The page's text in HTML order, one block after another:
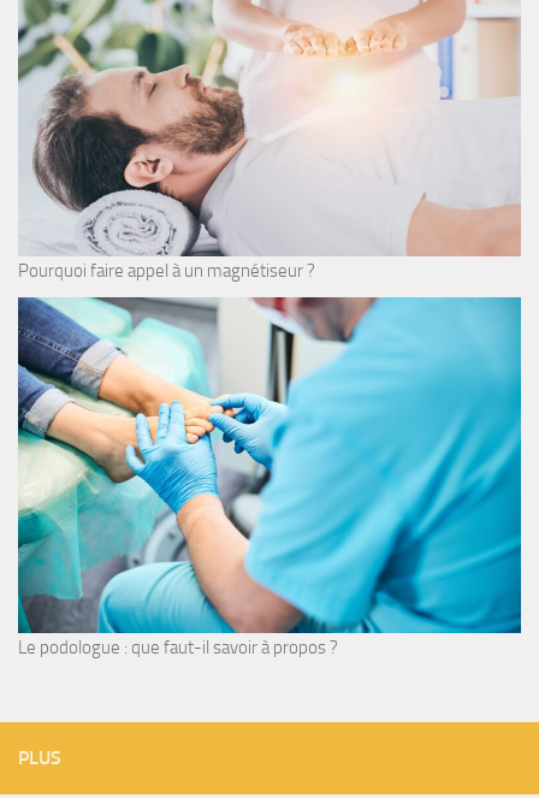
Pourquoi faire appel à un magnétiseur ?
Le podologue : que faut-il savoir à propos ?
PLUS